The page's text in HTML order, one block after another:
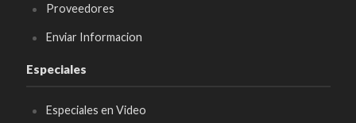
Proveedores
Enviar Informacion
Especiales
Especiales en Video